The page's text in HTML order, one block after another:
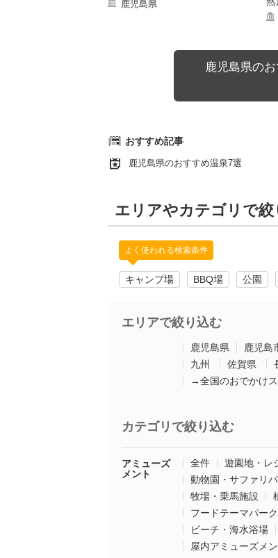
鹿児島県
鹿児島県の
おすすめ記事
鹿児島県のおすすめ温泉7選
エリアやカテゴリで絞
よく使われる検索条件
キャンプ場 BBQ場 公園
エリアで絞り込む
鹿児島県
鹿児島
九州
佐賀県
→全国のおでかけ
カテゴリで絞り込む
アミューズ
メント
全件 遊園地・レ
動物園・サファリ
牧場・乗馬施設
フードテーマパー
ビーチ・海水浴場
屋内アミューズメ